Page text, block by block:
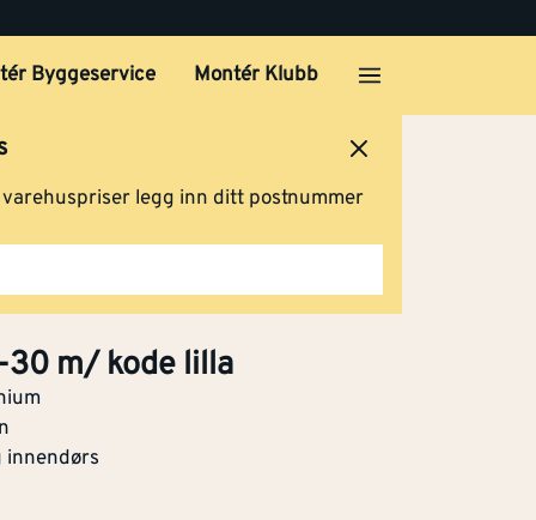
Byggeservice Montér Klubb
legg inn ditt postnummer
30 m/ kode lilla
innendørs
Kjøp
Klikk og hent